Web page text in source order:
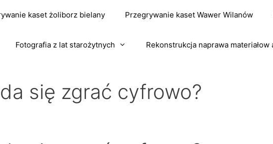
kaset żoliborz bielany Przegrywanie kaset Wawer Wilanów
Fotografia z lat starożytnych Rekonstrukcja naprawa materiałow
się zgrać cyfrowo?